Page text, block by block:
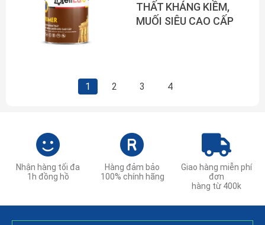
THẤT KHÁNG KIỀM,
MUỐI SIÊU CAO CẤP
1 2 3 4
Nhận hàng tối đa
1h đồng hồ
Hàng đảm bảo
100% chính hãng
Giao hàng miễn phí
đơn
hàng từ 400k